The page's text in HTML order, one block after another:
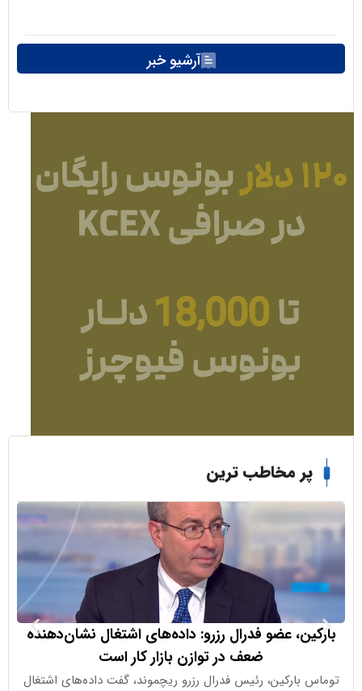
آرشیو خبر
پر مخاطب ترین
عضو فدرال رزرو: داده‌های اشتغال نشان‌دهنده
ضعف در توازن بازار کار است
بارکین، رئیس فدرال رزرو ریچموند، گفت داده‌های اشتغال